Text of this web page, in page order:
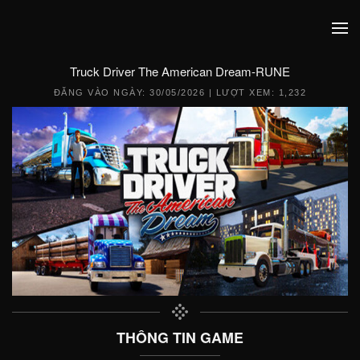
Truck Driver The American Dream-RUNE
ĐĂNG VÀO NGÀY:30/05/2026 | LƯỢT XEM: 1,232
THÔNG TIN GAME